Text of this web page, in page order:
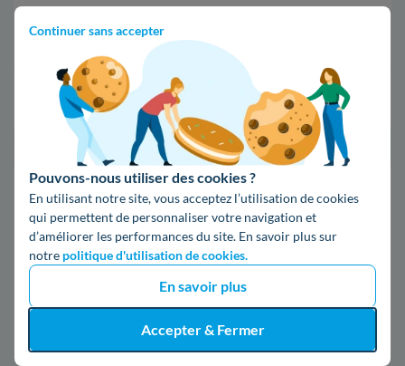
Continuer sans accepter
Pouvons-nous utiliser des cookies ?
En utilisant notre site, vous acceptez l’utilisation de cookies
qui permettent de personnaliser votre navigation et
d’améliorer les performances du site. En savoir plus sur
notre politique d'utilisation de cookies.
En savoir plus
Accepter & Fermer
16,400000000000002 c€/kWh
17,83 c€/kWh
*Prix TTC pour un forfait base d’une puissance de 6 kVA
Infos / souscriptions
(appel non surtaxé)
09 78 46 71 74